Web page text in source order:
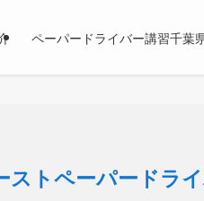
ペーパードライバー講習千
ストペーパードラ